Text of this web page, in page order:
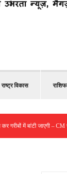
राष्ट्र विकास
में बांटी जाएगी – CM सुक्खू